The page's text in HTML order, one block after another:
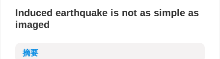
Induced earthquake is not as simple as
imaged
摘要